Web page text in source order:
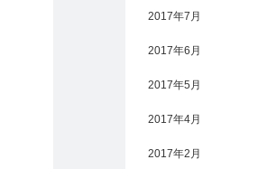
2017年7月
2017年6月
2017年5月
2017年4月
2017年2月